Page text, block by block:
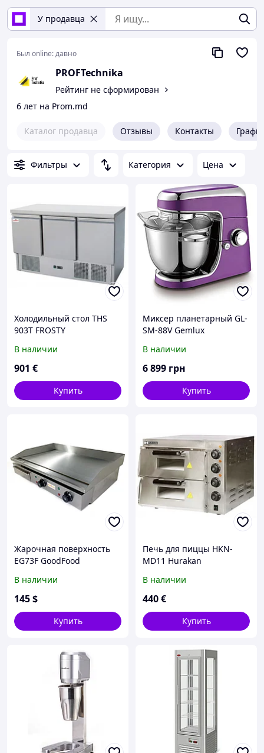
У продавца
Был online:давно
PROFTechnika
Рейтинг не сформирован
6 лет на Prom.md
Каталог продавца Отзывы Контакты
Фильтры Категория Цена
Холодильный стол THS
903T FROSTY
В наличии
901 €
Купить
Миксер планетарный GL-
SM-88V Gemlux
В наличии
6 899 грн
Купить
Жарочная поверхность
EG73F GoodFood
В наличии
145$
Купить
Печь для пиццы HKN-
MD11 Hurakan
В наличии
440€
Купить